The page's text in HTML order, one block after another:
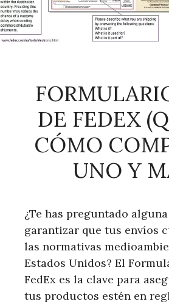
DE FEDEX
CÓMO
UNO Y
¿Te has preguntado
garantizar que tus envíos
las normativas
Estados Unidos? El
FedEx es la clave para
tus productos estén en